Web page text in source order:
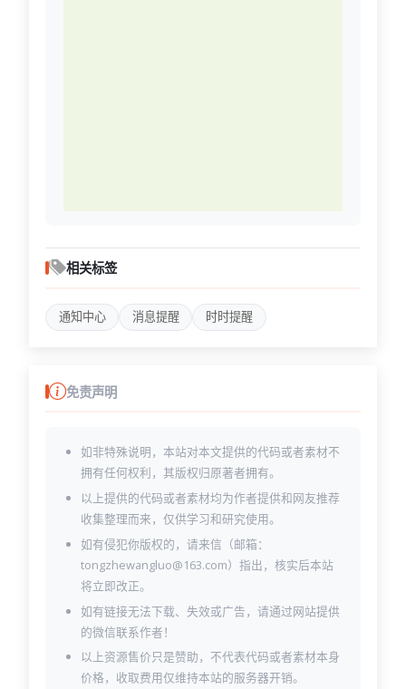
相关标签
通知中心 消息提醒 时时提醒
免责声明
如非特殊说明，本站对本文提供的代码或者素材不
拥有任何权利，其版权归原著者拥有。
以上提供的代码或者素材均为作者提供和网友推荐
收集整理而来，仅供学习和研究使用。
如有侵犯你版权的，请来信（邮箱：
tongzhewangluo@163.com）指出，核实后本站
将立即改正。
如有链接无法下载、失效或广告，请通过网站提供
的微信联系作者！
以上资源售价只是赞助，不代表代码或者素材本身
价格，收取费用仅维持本站的服务器开销。